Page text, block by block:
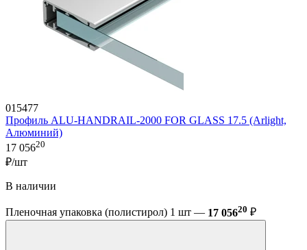
015477
Профиль ALU-HANDRAIL-2000 FOR GLASS 17.5 (Arlight,
Алюминий)
17 05620
₽/шт
В наличии
Пленочная упаковка (полистирол) 1 шт — 17 05620 ₽